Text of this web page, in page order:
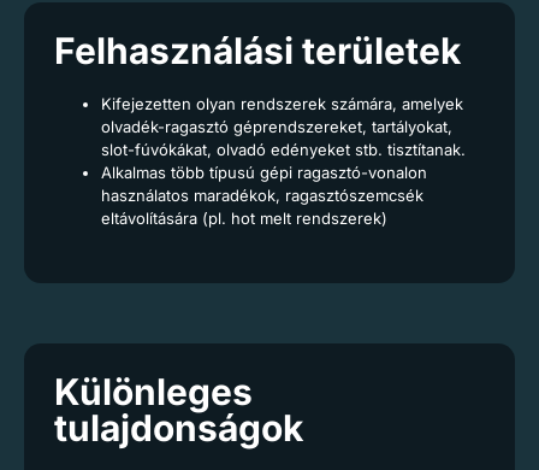
Felhasználási területek
Kifejezetten olyan rendszerek számára, amelyek
olvadék-ragasztó géprendszereket, tartályokat,
slot-fúvókákat, olvadó edényeket stb. tisztítanak.
Alkalmas több típusú gépi ragasztó-vonalon
használatos maradékok, ragasztószemcsék
eltávolítására (pl. hot melt rendszerek)
Különleges
tulajdonságok